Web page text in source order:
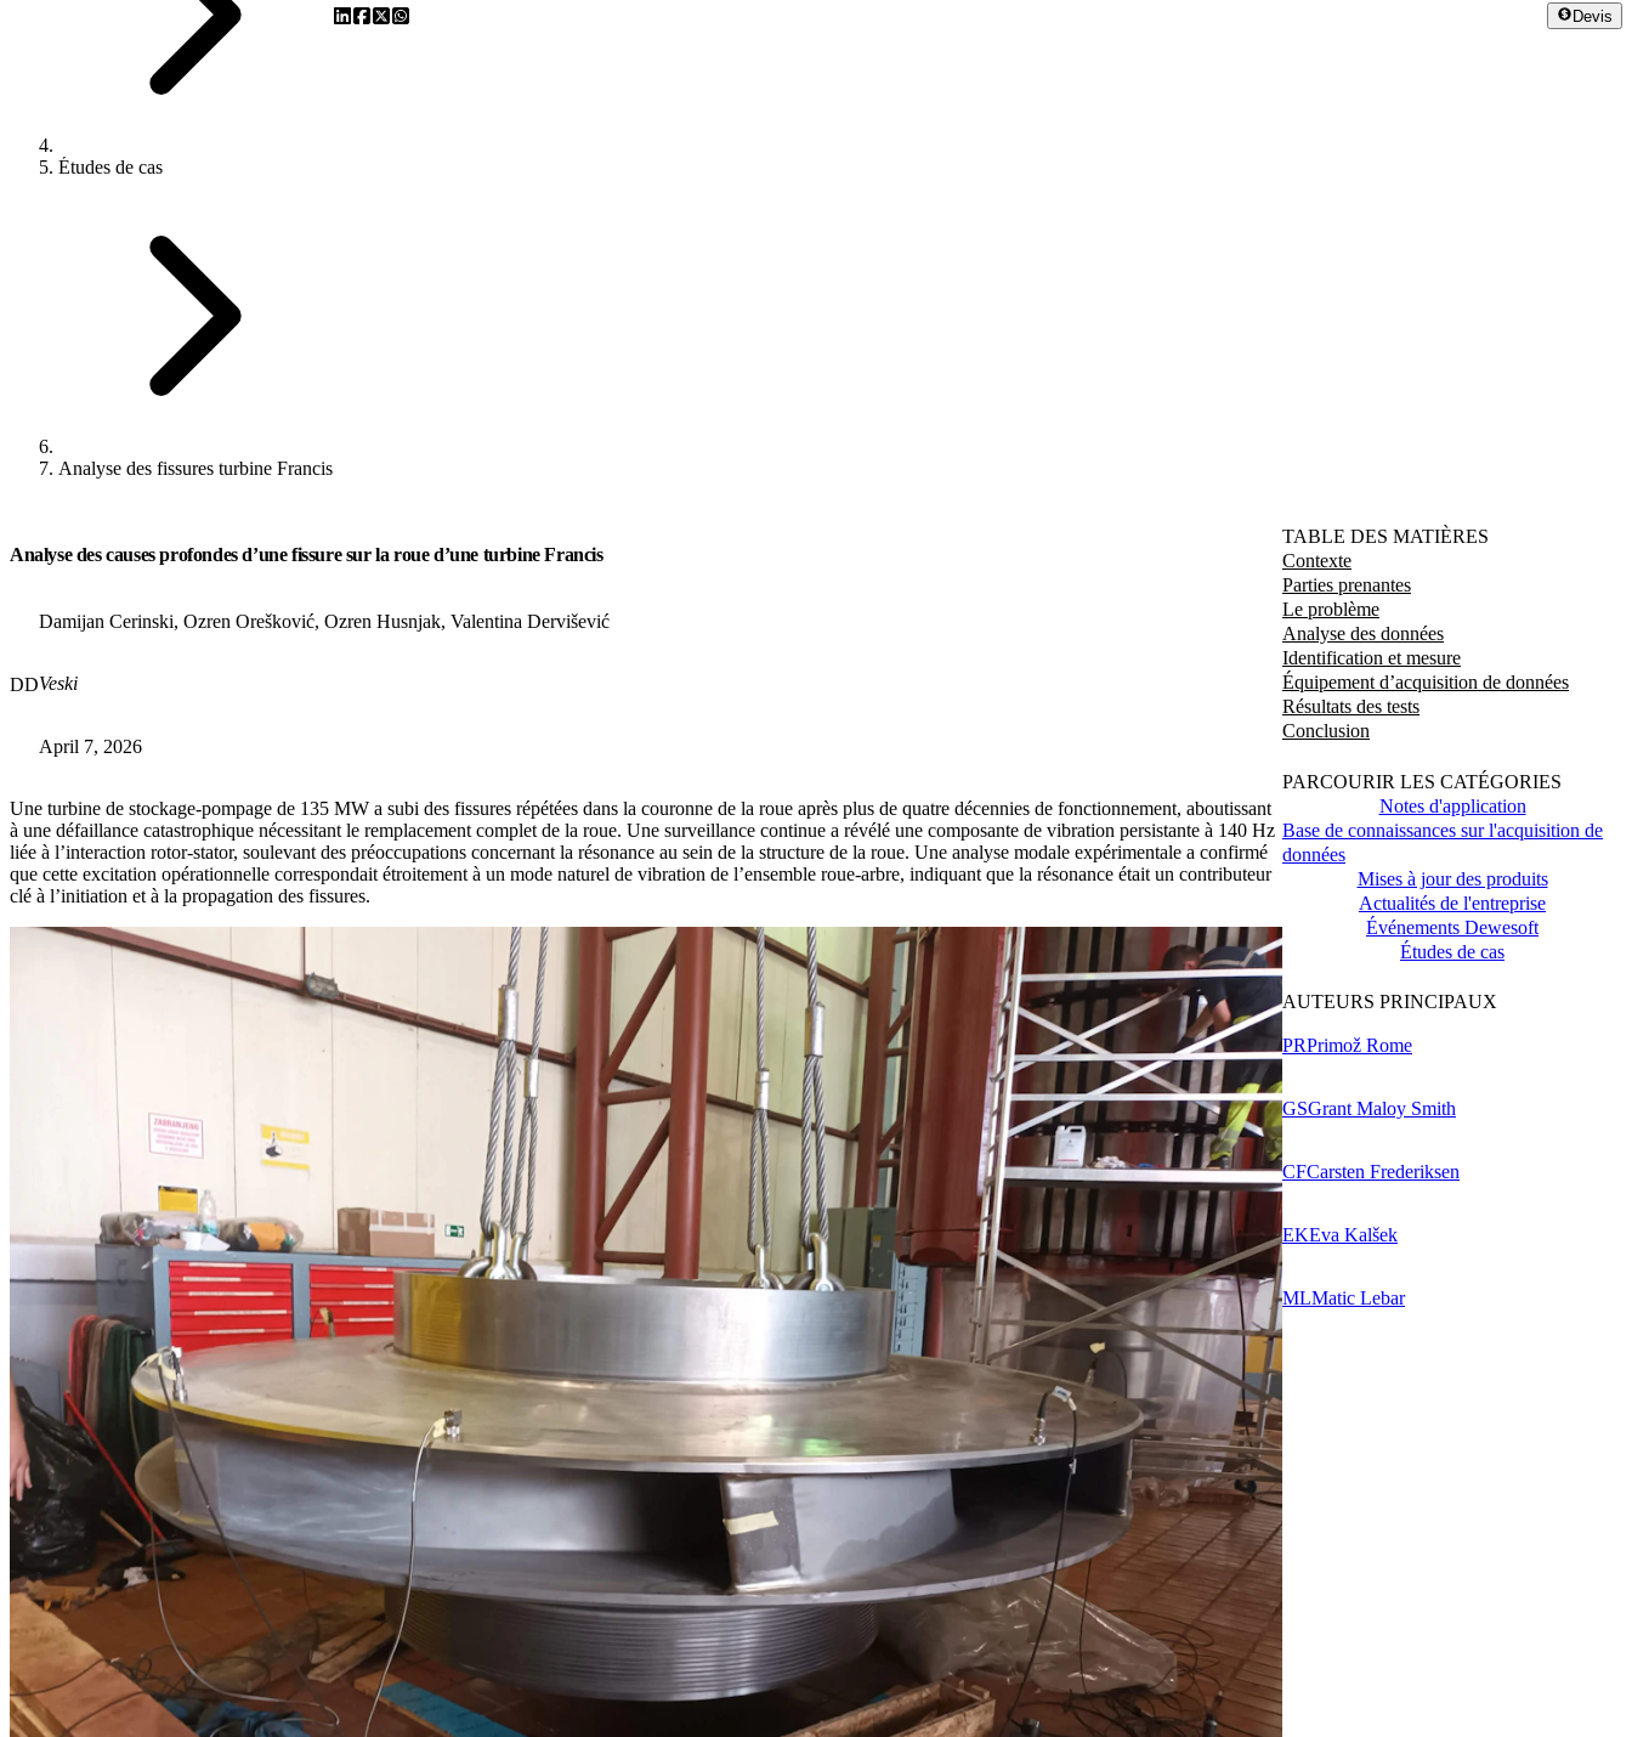
Études de cas
Analyse des fissures turbine Francis
Devis
TABLE DES MATIÈRES
Contexte
Parties prenantes
Le problème
Analyse des données
Identification et mesure
Équipement d’acquisition de données
Résultats des tests
Conclusion
PARCOURIR LES CATÉGORIES
Notes d'application
Base de connaissances sur l'acquisition de
données
Mises à jour des produits
Actualités de l'entreprise
Événements Dewesoft
Études de cas
AUTEURS PRINCIPAUX
PRPrimož Rome
GSGrant Maloy Smith
CFCarsten Frederiksen
EKEva Kalšek
MLMatic Lebar
Analyse des causes profondes d’une fissure sur la roue d’une turbine Francis
DD
Damijan Cerinski, Ozren Orešković, Ozren Husnjak, Valentina Dervišević
Veski
April 7, 2026
Une turbine de stockage-pompage de 135 MW a subi des fissures répétées dans la couronne de la roue après plus de quatre décennies de fonctionnement, aboutissant
à une défaillance catastrophique nécessitant le remplacement complet de la roue. Une surveillance continue a révélé une composante de vibration persistante à 140 Hz
liée à l’interaction rotor-stator, soulevant des préoccupations concernant la résonance au sein de la structure de la roue. Une analyse modale expérimentale a confirmé
que cette excitation opérationnelle correspondait étroitement à un mode naturel de vibration de l’ensemble roue-arbre, indiquant que la résonance était un contributeur
clé à l’initiation et à la propagation des fissures.